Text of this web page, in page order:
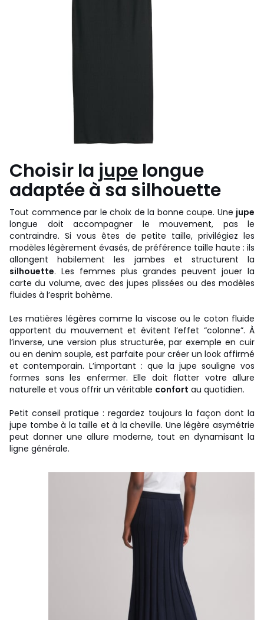
Choisir la jupe longue
adaptée à sa silhouette
Tout commence par le choix de la bonne coupe. Une jupe
longue doit accompagner le mouvement, pas le
contraindre. Si vous êtes de petite taille, privilégiez les
modèles légèrement évasés, de préférence taille haute : ils
allongent habilement les jambes et structurent la
silhouette. Les femmes plus grandes peuvent jouer la
carte du volume, avec des jupes plissées ou des modèles
fluides à l’esprit bohème.
Les matières légères comme la viscose ou le coton fluide
apportent du mouvement et évitent l’effet “colonne”. À
l’inverse, une version plus structurée, par exemple en cuir
ou en denim souple, est parfaite pour créer un look affirmé
et contemporain. L’important : que la jupe souligne vos
formes sans les enfermer. Elle doit flatter votre allure
naturelle et vous offrir un véritable confort au quotidien.
Petit conseil pratique : regardez toujours la façon dont la
jupe tombe à la taille et à la cheville. Une légère asymétrie
peut donner une allure moderne, tout en dynamisant la
ligne générale.